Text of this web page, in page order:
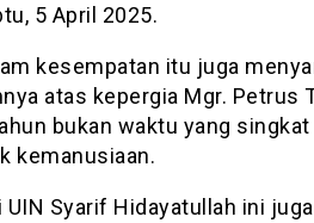
5 April 2025.
kesempatan itu juga
atas kepergia Mgr. Petrus
bukan waktu yang
kemanusiaan.
UIN Syarif Hidayatullah ini